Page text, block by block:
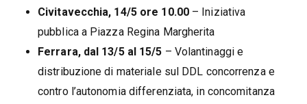
Civitavecchia, 14/5 ore 10.00– Iniziativa
pubblica a Piazza Regina Margherita
Ferrara, dal 13/5 al 15/5 – Volantinaggi e
distribuzione di materiale sul DDL concorrenza e
contro l’autonomia differenziata, in concomitanza